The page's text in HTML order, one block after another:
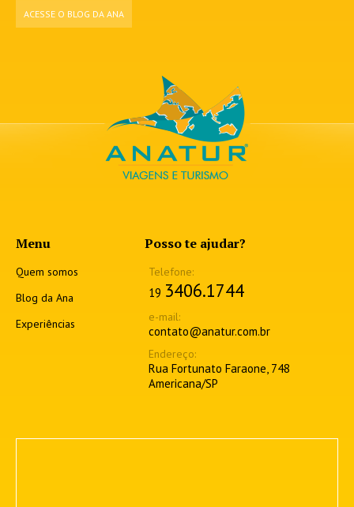
ACESSE O BLOG DA ANA
Menu
Quem somos
Blog da Ana
Experiências
Posso te ajudar?
19 3406.1744
contato@anatur.com.br
Rua Fortunato Faraone, 748
Americana/SP